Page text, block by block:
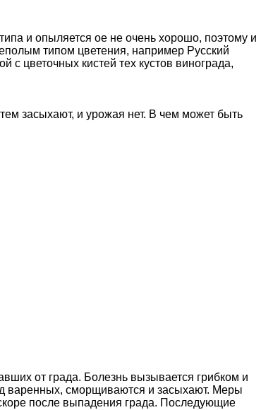
и опыляется ое не очень хорошо, поэтому и
типом цветения, например Русский
с цветочных кистей тех кустов винограда,
засыхают, и урожая нет. В чем может быть
от града. Болезнь вызывается грибком и
варенных, сморщиваются и засыхают. Меры
после выпадения града. Последующие